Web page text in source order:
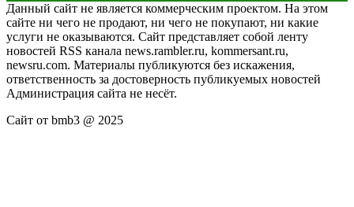
Данный сайт не является коммерческим проектом. На этом
сайте ни чего не продают, ни чего не покупают, ни какие
услуги не оказываются. Сайт представляет собой ленту
новостей RSS канала news.rambler.ru, kommersant.ru,
newsru.com. Материалы публикуются без искажения,
ответственность за достоверность публикуемых новостей
Администрация сайта не несёт.
Сайт от bmb3 @ 2025